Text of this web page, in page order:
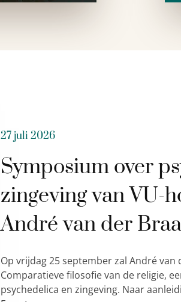
27 juli 2026
Symposium over
zingeving van VU-
André van der
Op vrijdag 25 september zal André van
Comparatieve filosofie van de religie,
psychedelica en zingeving. Naar